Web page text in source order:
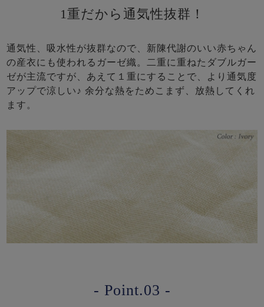
1重だから通気性抜群！
通気性、吸水性が抜群なので、新陳代謝のいい赤ちゃん
の産衣にも使われるガーゼ織。二重に重ねたダブルガー
ゼが主流ですが、あえて１重にすることで、より通気度
アップで涼しい♪ 余分な熱をためこまず、放熱してくれ
ます。
- Point.03 -